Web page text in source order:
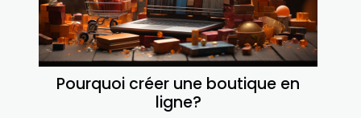
Pourquoi créer une boutique en
ligne?